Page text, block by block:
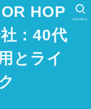
HOP
：40代
とライ
SEARCH